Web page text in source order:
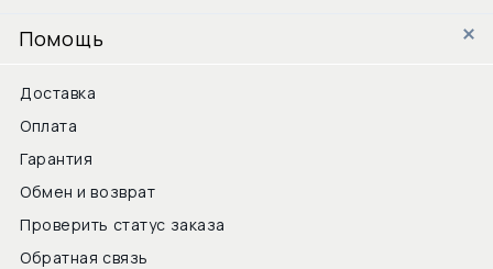
Помощь
Доставка
Оплата
Гарантия
Обмен и возврат
Проверить статус заказа
Обратная связь